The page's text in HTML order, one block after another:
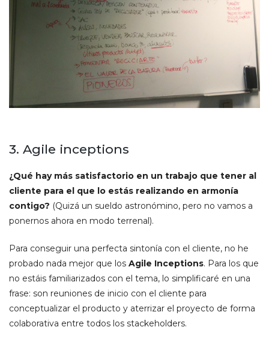
3. Agile inceptions
¿Qué hay más satisfactorio en un trabajo que tener al
cliente para el que lo estás realizando en armonía
contigo? (Quizá un sueldo astronómino, pero no vamos a
ponernos ahora en modo terrenal).
Para conseguir una perfecta sintonía con el cliente, no he
probado nada mejor que los Agile Inceptions. Para los que
no estáis familiarizados con el tema, lo simplificaré en una
frase: son reuniones de inicio con el cliente para
conceptualizar el producto y aterrizar el proyecto de forma
colaborativa entre todos los stackeholders.